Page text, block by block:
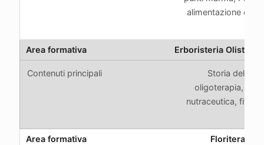
alimentazione e
Erboristeria Olistica
Storia
oligoterapia,
nutraceutica,
Floriterapia